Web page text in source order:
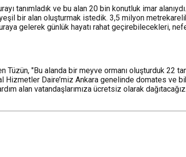
tanımladık ve bu alan 20 bin konutluk imar alanıydı.
bir alan oluşturmak istedik. 3,5 milyon
gelerek günlük hayatı rahat geçirebilecekleri,
Tüzün, "Bu alanda bir meyve ormanı oluşturduk 22
Daire’miz Ankara genelinde domates ve
alan vatandaşlarımıza ücretsiz olarak